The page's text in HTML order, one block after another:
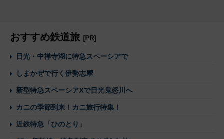
おすすめ鉄道旅 [PR]
日光・中禅寺湖に特急スペーシアで
しまかぜで行く伊勢志摩
新型特急スペーシアXで日光鬼怒川へ
カニの季節到来！カニ旅行特集！
近鉄特急「ひのとり」